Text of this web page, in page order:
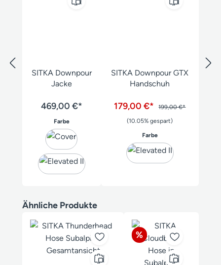
SITKA Downpour
Jacke
469,00 €*
Farbeauswählen
SITKA Downpour GTX
Handschuh
179,00 €*
199,00 €*
(10.05% gespart)
Farbeauswählen
Produktgalerie überspringen
Ähnliche Produkte
Rabatt
%